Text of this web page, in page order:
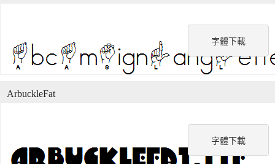
字體下載
字體下載
ArbuckleFat